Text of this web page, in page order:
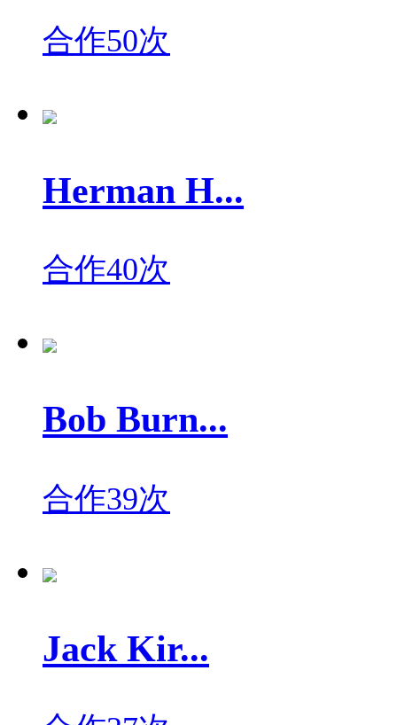
合作50次
Herman H...
合作40次
Bob Burn...
合作39次
Jack Kir...